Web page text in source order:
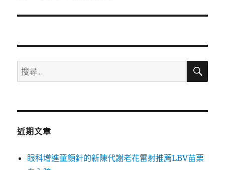
文
搜
尋
鍵
搜
近期文章
眼科增進童顏針的新陳代謝老花雷射推薦LBV苗栗